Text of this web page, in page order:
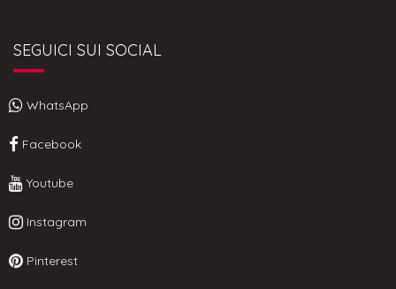
SEGUICI SUI SOCIAL
WhatsApp
Facebook
Youtube
Instagram
Pinterest